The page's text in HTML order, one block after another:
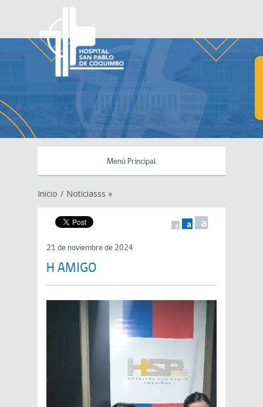
Menú Principal
Inicio / Noticiasss »
a a a
21 de noviembre de 2024
H AMIGO